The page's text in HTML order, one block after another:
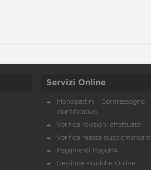
Servizi Online
Monopattini - Contrassegno
identificativo
Verifica revisioni effettuate
Verifica massa supplementare
Pagamenti PagoPA
Gestione Pratiche Online